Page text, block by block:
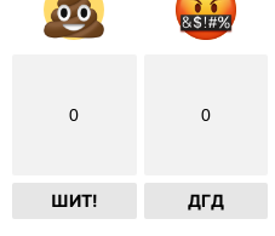
0
ШИТ!
0
ДГД